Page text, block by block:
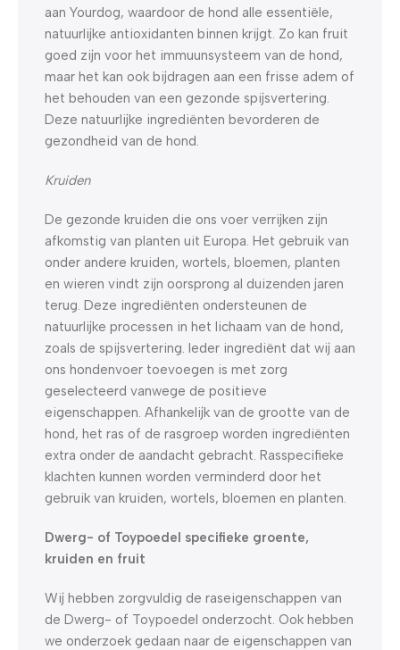
aan Yourdog, waardoor de hond alle essentiële,
natuurlijke antioxidanten binnen krijgt. Zo kan fruit
goed zijn voor het immuunsysteem van de hond,
maar het kan ook bijdragen aan een frisse adem of
het behouden van een gezonde spijsvertering.
Deze natuurlijke ingrediënten bevorderen de
gezondheid van de hond.
Kruiden
De gezonde kruiden die ons voer verrijken zijn
afkomstig van planten uit Europa. Het gebruik van
onder andere kruiden, wortels, bloemen, planten
en wieren vindt zijn oorsprong al duizenden jaren
terug. Deze ingrediënten ondersteunen de
natuurlijke processen in het lichaam van de hond,
zoals de spijsvertering. Ieder ingrediënt dat wij aan
ons hondenvoer toevoegen is met zorg
geselecteerd vanwege de positieve
eigenschappen. Afhankelijk van de grootte van de
hond, het ras of de rasgroep worden ingrediënten
extra onder de aandacht gebracht. Rasspecifieke
klachten kunnen worden verminderd door het
gebruik van kruiden, wortels, bloemen en planten.
Dwerg- of Toypoedel specifieke groente,
kruiden en fruit
Wij hebben zorgvuldig de raseigenschappen van
de Dwerg- of Toypoedel onderzocht. Ook hebben
we onderzoek gedaan naar de eigenschappen van